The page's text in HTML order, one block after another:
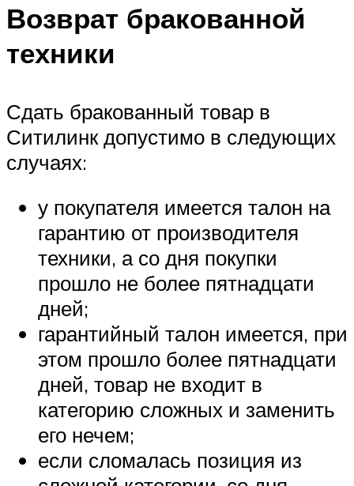
Возврат бракованной
техники
Сдать бракованный товар в
Ситилинк допустимо в следующих
случаях:
у покупателя имеется талон на
гарантию от производителя
техники, а со дня покупки
прошло не более пятнадцати
дней;
гарантийный талон имеется, при
этом прошло более пятнадцати
дней, товар не входит в
категорию сложных и заменить
его нечем;
если сломалась позиция из